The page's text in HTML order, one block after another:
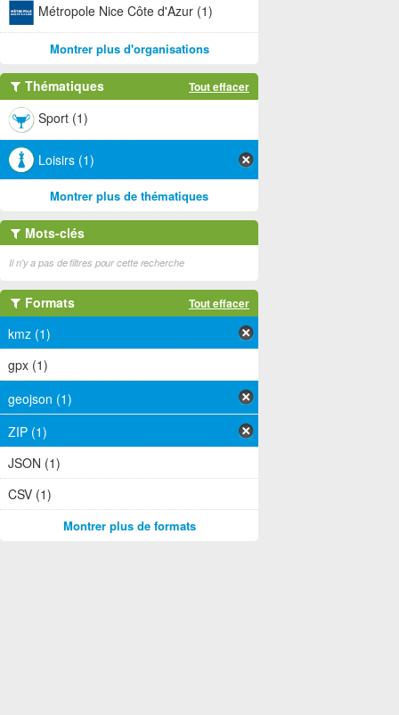
Métropole Nice Côte d'Azur (1)
Montrer plus d'organisations
Thématiques Tout effacer
Sport (1)
Loisirs (1)
Montrer plus de thématiques
Mots-clés
Il n'y a pas de filtres pour cette recherche
Formats Tout effacer
kmz (1)
gpx (1)
geojson (1)
ZIP (1)
JSON (1)
CSV (1)
Montrer plus de formats